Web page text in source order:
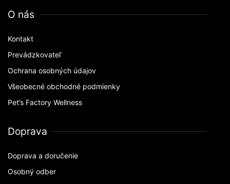
O nás
Kontakt
Prevádzkovateľ
Ochrana osobných údajov
Všeobecné obchodné podmienky
Pet’s Factory Wellness
Doprava
Doprava a doručenie
Osobný odber